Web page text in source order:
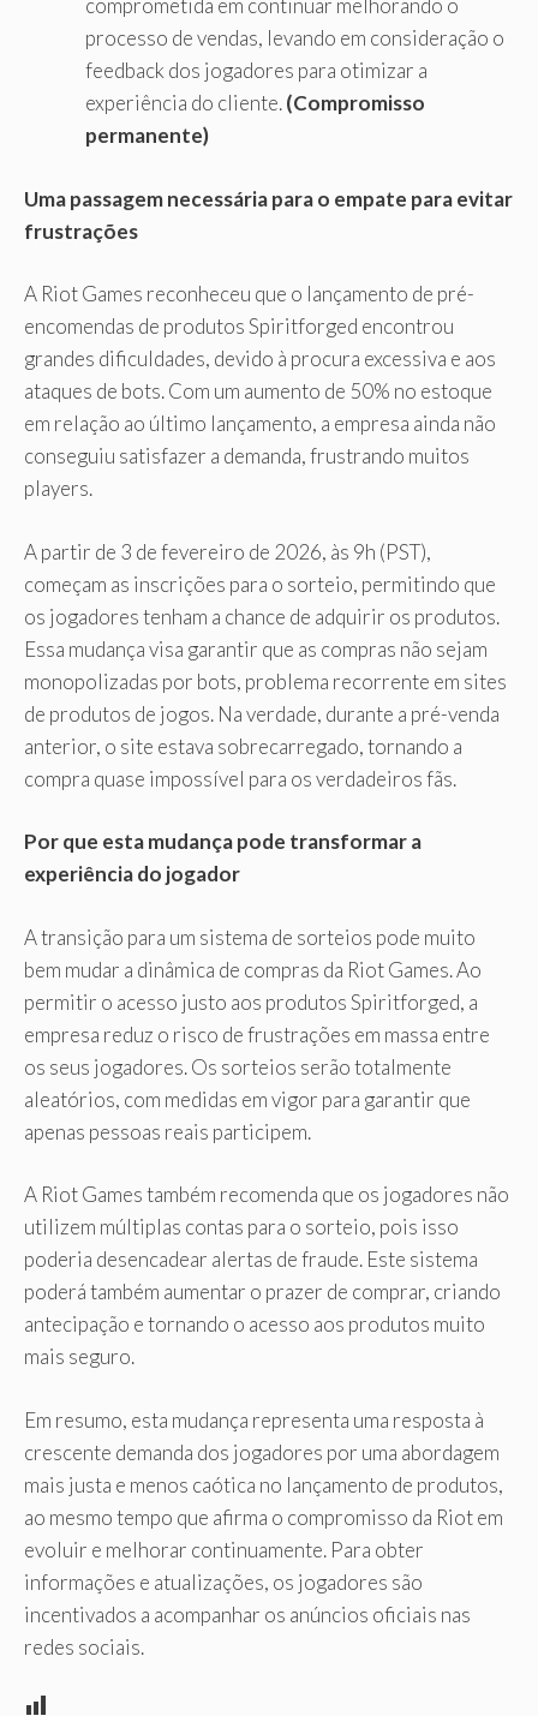
comprometida em continuar melhorando o
processo de vendas, levando em consideração o
feedback dos jogadores para otimizar a
experiência do cliente.(Compromisso
permanente)
Uma passagem necessária para o empate para evitar
frustrações
A Riot Games reconheceu que o lançamento de pré-
encomendas de produtos Spiritforged encontrou
grandes dificuldades, devido à procura excessiva e aos
ataques de bots. Com um aumento de 50% no estoque
em relação ao último lançamento, a empresa ainda não
conseguiu satisfazer a demanda, frustrando muitos
players.
A partir de 3 de fevereiro de 2026, às 9h (PST),
começam as inscrições para o sorteio, permitindo que
os jogadores tenham a chance de adquirir os produtos.
Essa mudança visa garantir que as compras não sejam
monopolizadas por bots, problema recorrente em sites
de produtos de jogos. Na verdade, durante a pré-venda
anterior, o site estava sobrecarregado, tornando a
compra quase impossível para os verdadeiros fãs.
Por que esta mudança pode transformar a
experiência do jogador
A transição para um sistema de sorteios pode muito
bem mudar a dinâmica de compras da Riot Games. Ao
permitir o acesso justo aos produtos Spiritforged, a
empresa reduz o risco de frustrações em massa entre
os seus jogadores. Os sorteios serão totalmente
aleatórios, com medidas em vigor para garantir que
apenas pessoas reais participem.
A Riot Games também recomenda que os jogadores não
utilizem múltiplas contas para o sorteio, pois isso
poderia desencadear alertas de fraude. Este sistema
poderá também aumentar o prazer de comprar, criando
antecipação e tornando o acesso aos produtos muito
mais seguro.
Em resumo, esta mudança representa uma resposta à
crescente demanda dos jogadores por uma abordagem
mais justa e menos caótica no lançamento de produtos,
ao mesmo tempo que afirma o compromisso da Riot em
evoluir e melhorar continuamente. Para obter
informações e atualizações, os jogadores são
incentivados a acompanhar os anúncios oficiais nas
redes sociais.